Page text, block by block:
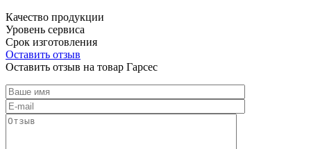
Качество продукции
Уровень сервиса
Срок изготовления
Оставить отзыв
Оставить отзыв на товар Гарсес